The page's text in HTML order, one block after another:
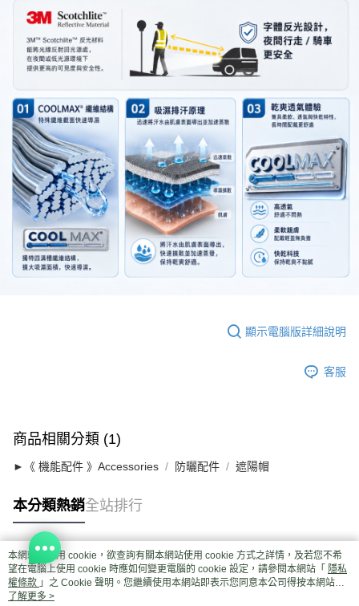
顯示電腦版詳細說明
客服
商品相關分類 (1)
►《 機能配件 》Accessories 防曬配件 遮陽帽
本分類熱銷全站排行
熱門標籤
本網站中使用 cookie，欲查詢有關本網站使用 cookie 方式之詳情，及若您不希
望在電腦上使用 cookie 時應如何變更電腦的 cookie 設定，請參閱本網站「 隱私
權條款 」之 Cookie 聲明。您繼續使用本網站即表示您同意本公司得按本網站使
用條款之 Cookie 聲明使用 cookie。
了解更多 >